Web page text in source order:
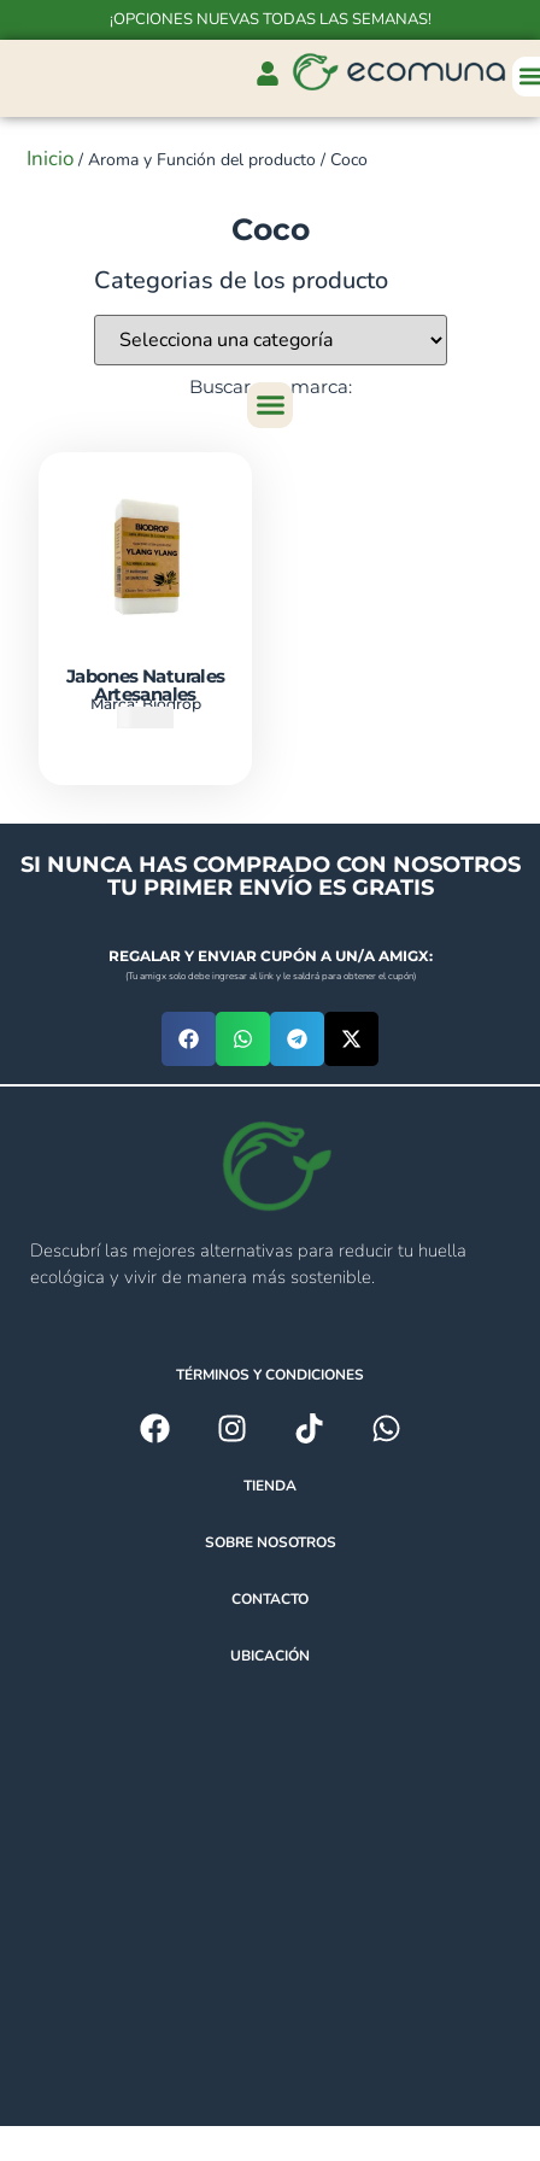
¡OPCIONES NUEVAS TODAS LAS SEMANAS!
Inicio / Aroma y Función del producto / Coco
Coco
Categorias de los producto
Buscar por marca:
Jabones Naturales
Artesanales
Marca:Biodrop
SI NUNCA HAS COMPRADO CON NOSOTROS
TU PRIMER ENVÍO ES GRATIS
REGALAR Y ENVIAR CUPÓN A UN/A AMIGX:
(Tu amigx solo debe ingresar al link y le saldrá para obtener el cupón)
Descubrí las mejores alternativas para reducir tu huella
ecológica y vivir de manera más sostenible.
TÉRMINOS Y CONDICIONES
TIENDA
SOBRE NOSOTROS
CONTACTO
UBICACIÓN